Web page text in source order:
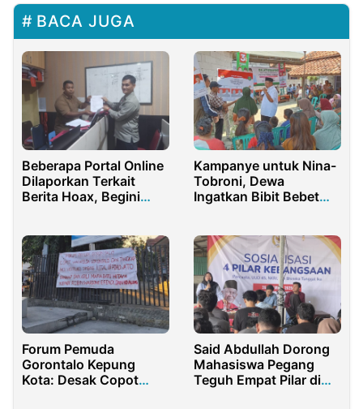
BACA JUGA
Beberapa Portal Online
Dilaporkan Terkait
Berita Hoax, Begini
Kampanye untuk Nina-
Tobroni, Dewa
Ingatkan Bibit Bebet
Forum Pemuda
Gorontalo Kepung
Kota: Desak Copot
Said Abdullah Dorong
Mahasiswa Pegang
Teguh Empat Pilar di